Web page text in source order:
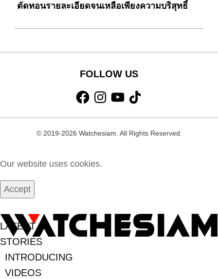
ตัดทอนรายละเอียดจนเหลือเพียงความบริสุทธิ์
FOLLOW US
FacebookInstagramYouTube
TikTok
© 2019-2026 Watchesiam. All Rights Reserved.
Our website uses cookies.
Accept
LATEST
STORIES
INTRODUCING
VIDEOS